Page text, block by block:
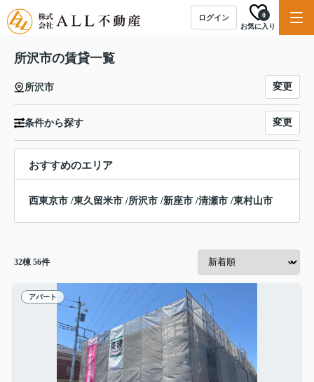
ログイン
お気に入り
0
所沢市の賃貸一覧
所沢市 変更
条件から探す 変更
おすすめのエリア
西東京市 /東久留米市 /所沢市 /新座市 /清瀬市 /東村山市
32棟 56件
アパート